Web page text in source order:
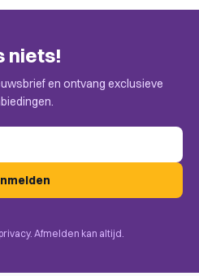
Game, Storytelling,
/ Solitaire Game
in je mail.
niets!
en ontvang exclusieve
Afmelden kan altijd.